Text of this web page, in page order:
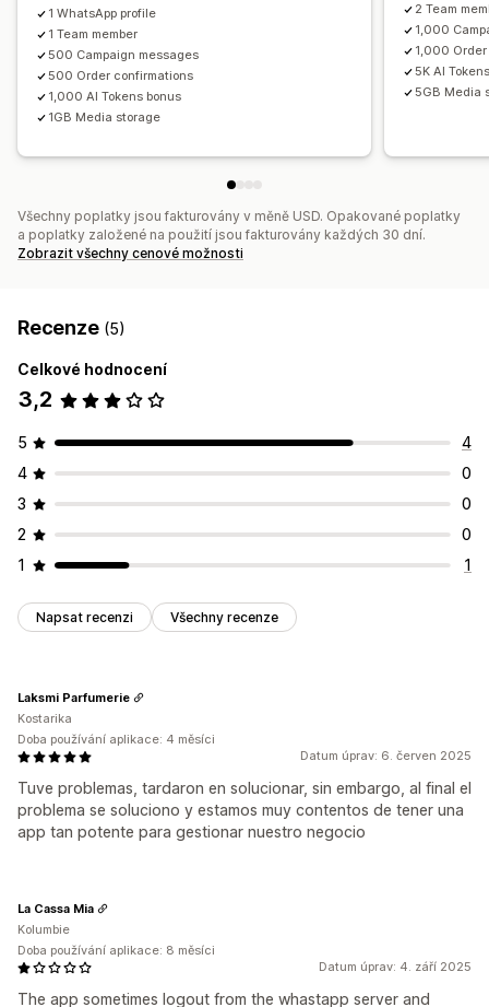
1 WhatsApp profile
1 Team member
500 Campaign messages
500 Order confirmations
1,000 AI Tokens bonus
1GB Media storage
2 Team
1,000
1,000
5K AI
5GB Media
Všechny poplatky jsou fakturovány v měně USD. Opakované poplatky
a poplatky založené na použití jsou fakturovány každých 30 dní.
Zobrazit všechny cenové možnosti
Recenze (5)
Celkové hodnocení
3,2
5
4
4
0
3
0
2
0
1
1
Napsat recenzi Všechny recenze
Datum úprav: 6. červen 2025
Tuve problemas, tardaron en solucionar, sin embargo, al final el
problema se soluciono y estamos muy contentos de tener una
app tan potente para gestionar nuestro negocio
Laksmi Parfumerie
Kostarika
Doba používání aplikace: 4 měsíci
Datum úprav: 4. září 2025
The app sometimes logout from the whastapp server and
La Cassa Mia
Kolumbie
Doba používání aplikace: 8 měsíci